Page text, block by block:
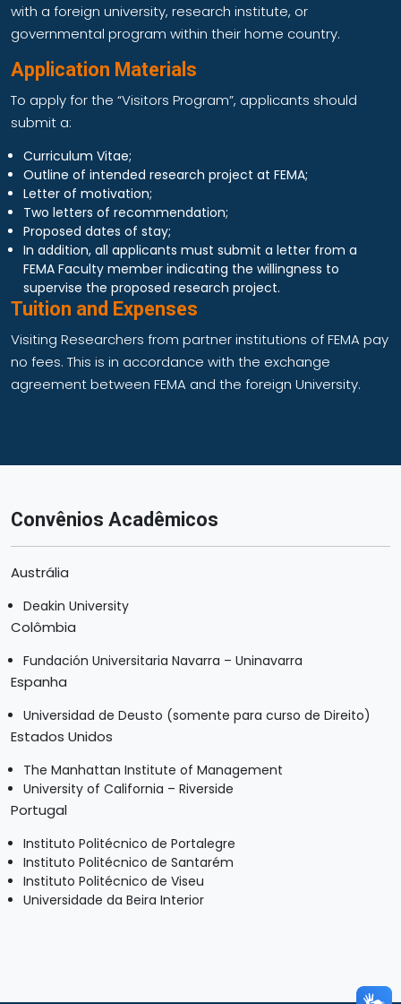
with a foreign university, research institute, or
governmental program within their home country.
Application Materials
To apply for the “Visitors Program”, applicants should
submit a:
Curriculum Vitae;
Outline of intended research project at FEMA;
Letter of motivation;
Two letters of recommendation;
Proposed dates of stay;
In addition, all applicants must submit a letter from a
FEMA Faculty member indicating the willingness to
supervise the proposed research project.
Tuition and Expenses
Visiting Researchers from partner institutions of FEMA pay
no fees. This is in accordance with the exchange
agreement between FEMA and the foreign University.
Convênios Acadêmicos
Austrália
Deakin University
Colômbia
Fundación Universitaria Navarra – Uninavarra
Espanha
Universidad de Deusto (somente para curso de Direito)
Estados Unidos
The Manhattan Institute of Management
University of California – Riverside
Portugal
Instituto Politécnico de Portalegre
Instituto Politécnico de Santarém
Instituto Politécnico de Viseu
Universidade da Beira Interior